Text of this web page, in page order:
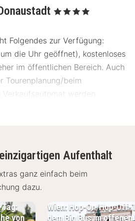
, 4 Sterne
Folgendes zur Verfügung:
die Uhr geöffnet), kostenloses
im öffentlichen Bereich. Auch
Tourenplanung/beim
werden
Durst kannst du an der
Gebühr wird täglich von
ein Frühstücksbuffet
eine rund um die Uhr besetzte
Aufenthalt
ganz einfach beim
dazu.
von
Wien: Hop-On/Hop-Off-
dem Big Bus im offenen